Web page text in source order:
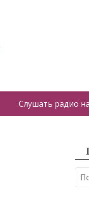
Слушать радио